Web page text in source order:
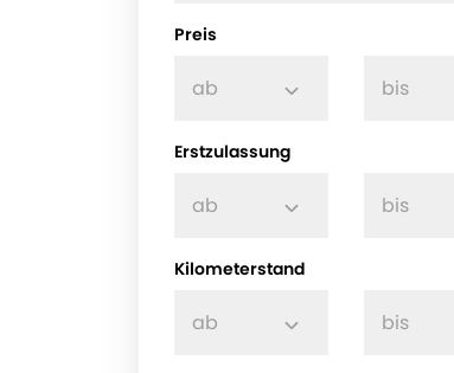
Preis
ab bis
Erstzulassung
ab bis
Kilometerstand
ab bis